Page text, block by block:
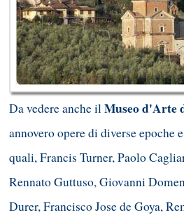
Da vedere anche ilMuseo d'Arte
annovero opere di diverse epoche
quali, Francis Turner, Paolo
Rennato Guttuso, Giovanni
Durer, Francisco Jose de Goya,